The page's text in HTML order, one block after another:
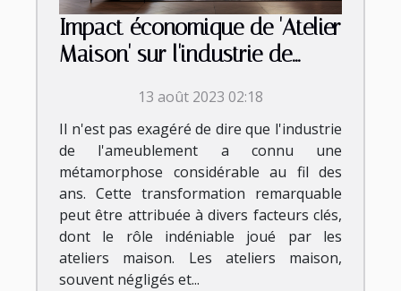
Impact économique de 'Atelier
Maison' sur l'industrie de
13 août 2023 02:18
Il n'est pas exagéré de dire que l'industrie
de l'ameublement a connu une
métamorphose considérable au fil des
ans. Cette transformation remarquable
peut être attribuée à divers facteurs clés,
dont le rôle indéniable joué par les
ateliers maison. Les ateliers maison,
souvent négligés et...